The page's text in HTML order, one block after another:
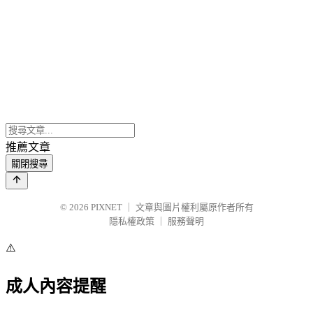
推薦文章
關閉搜尋
© 2026 PIXNET
文章與圖片權利屬原作者所有
隱私權政策
服務聲明
⚠️
成人內容提醒